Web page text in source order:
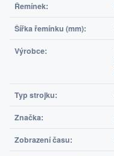
Řemínek:
Šířka řemínku (mm):
Výrobce:
Typ strojku:
Značka:
Zobrazení času: